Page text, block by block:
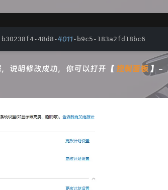
48d8-4011 -b9c5-183a2fd18bc6
说明修改成功，你可以打开【 控制面板】-